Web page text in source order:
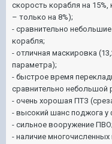
скорость корабля на 15%,
– только на 8%);
- сравнительно
корабля;
- отличная маскировка
параметра);
- быстрое время
сравнительно небольшой
- очень хорошая ПТЗ
- высокий шанс поджога у
- сильное вооружение ПВО;
- наличие